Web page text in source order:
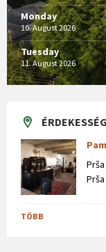
Monday
10. August 2026
Tuesday
11. August 2026
Prša
TÖBB